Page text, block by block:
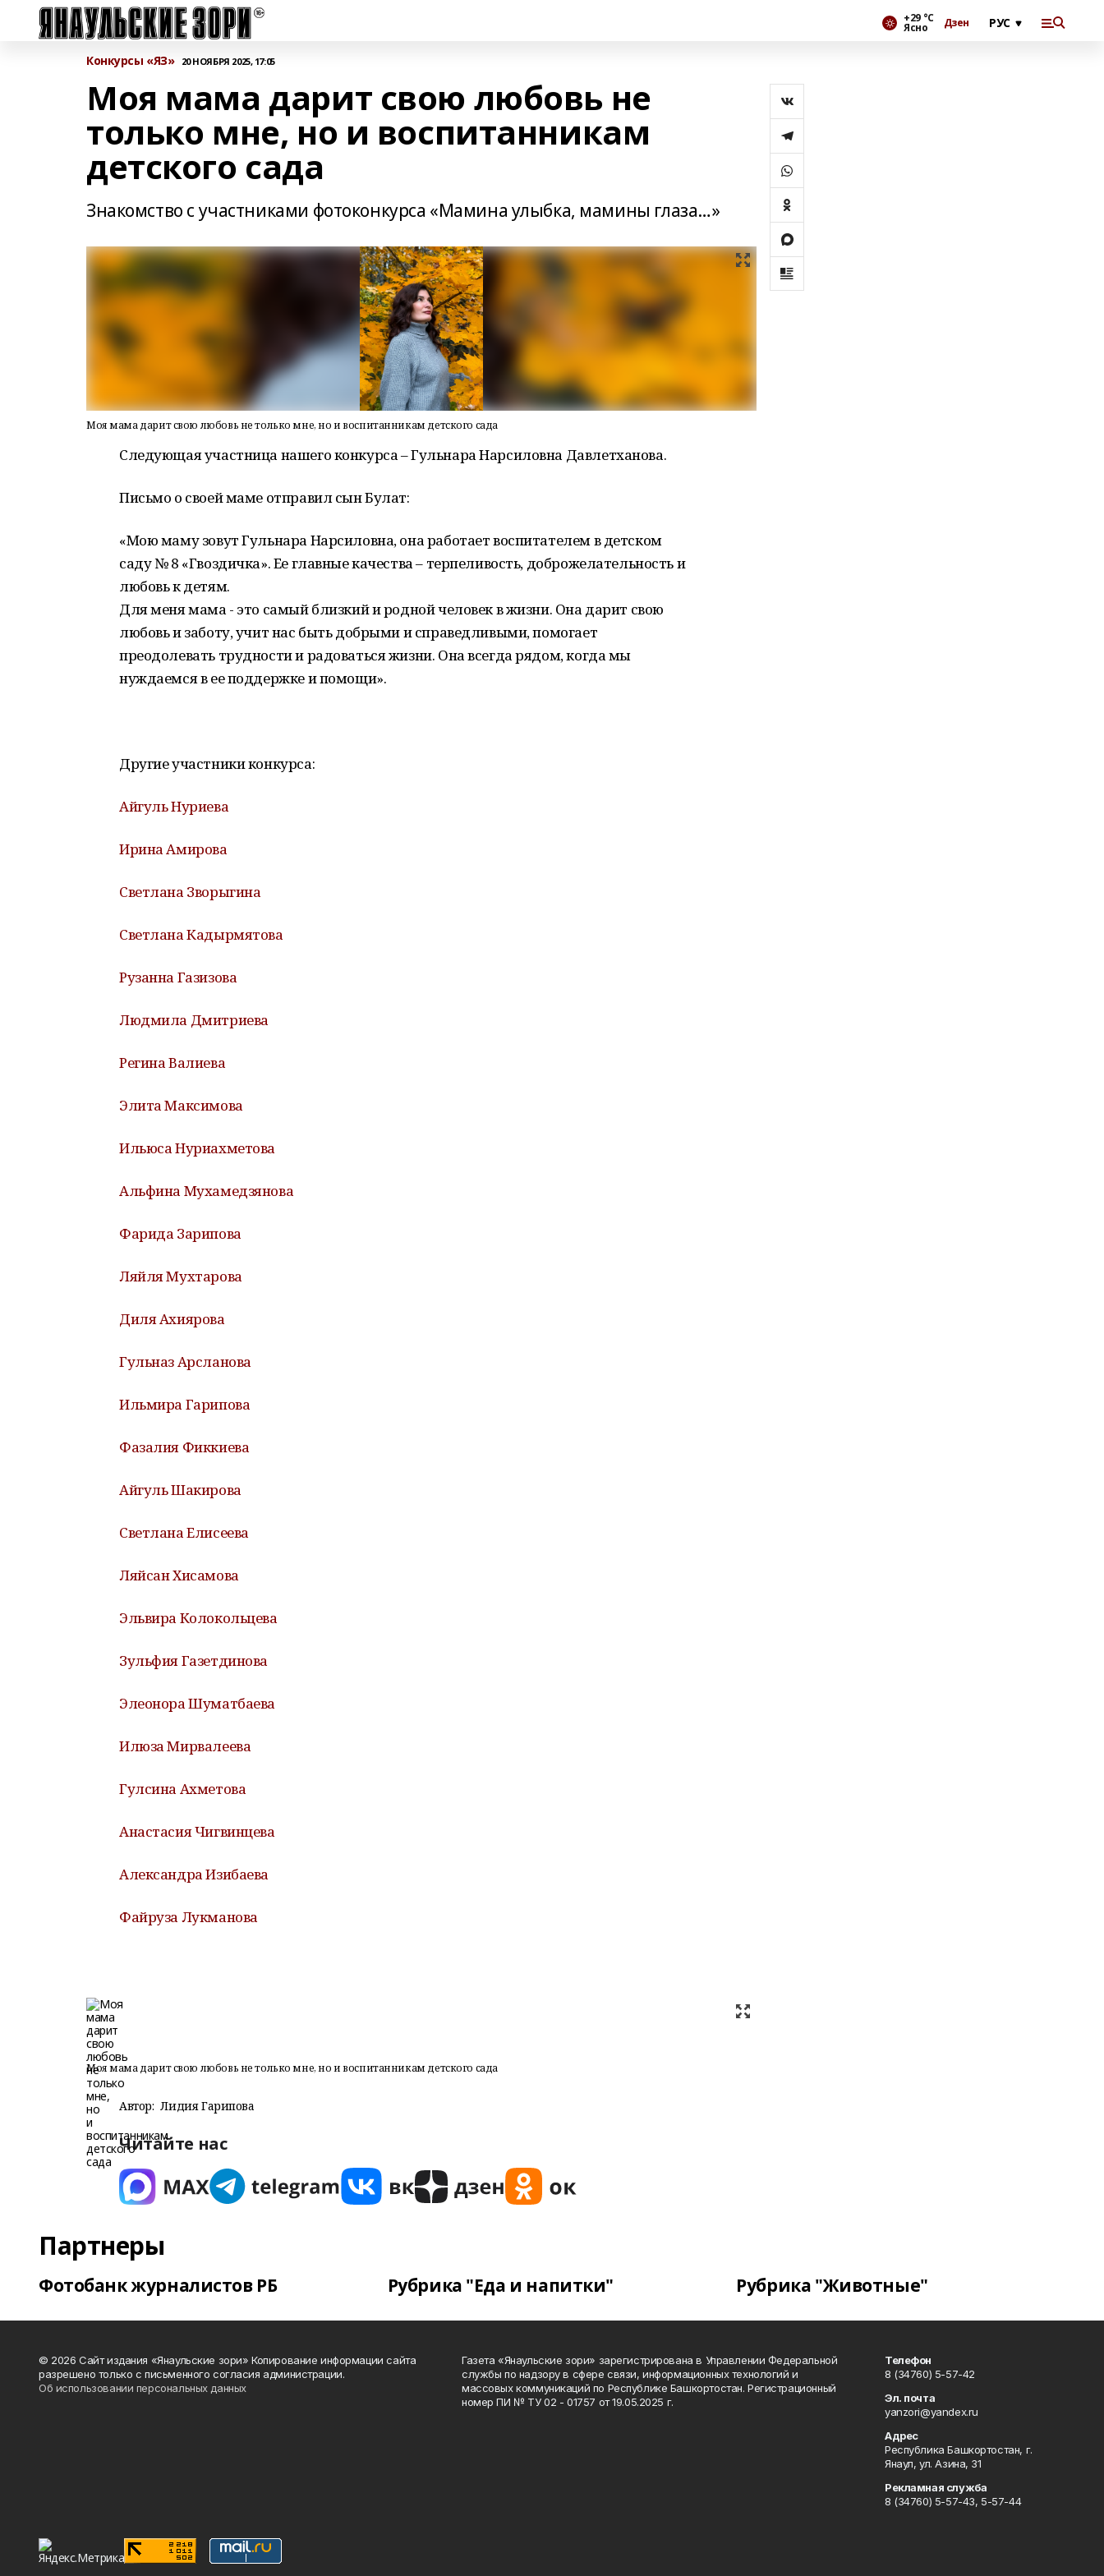
+29 °С
Ясно Дзен
Конкурсы «ЯЗ» 20 НОЯБРЯ 2025, 17:05
Моя мама дарит свою любовь не
только мне, но и воспитанникам
детского сада
Знакомство с участниками фотоконкурса «Мамина улыбка, мамины глаза…»
Моя мама дарит свою любовь не только мне, но и воспитанникам детского сада
Следующая участница нашего конкурса – Гульнара Нарсиловна Давлетханова.
Письмо о своей маме отправил сын Булат:
«Мою маму зовут Гульнара Нарсиловна, она работает воспитателем в детском
саду № 8 «Гвоздичка». Ее главные качества – терпеливость, доброжелательность и
любовь к детям.
Для меня мама - это самый близкий и родной человек в жизни. Она дарит свою
любовь и заботу, учит нас быть добрыми и справедливыми, помогает
преодолевать трудности и радоваться жизни. Она всегда рядом, когда мы
нуждаемся в ее поддержке и помощи».
Другие участники конкурса:
Айгуль Нуриева
Ирина Амирова
Светлана Зворыгина
Светлана Кадырмятова
Рузанна Газизова
Людмила Дмитриева
Регина Валиева
Элита Максимова
Ильюса Нуриахметова
Альфина Мухамедзянова
Фарида Зарипова
Ляйля Мухтарова
Диля Ахиярова
Гульназ Арсланова
Ильмира Гарипова
Фазалия Фиккиева
Айгуль Шакирова
Светлана Елисеева
Ляйсан Хисамова
Эльвира Колокольцева
Зульфия Газетдинова
Элеонора Шуматбаева
Илюза Мирвалеева
Гулсина Ахметова
Анастасия Чигвинцева
Александра Изибаева
Файруза Лукманова
Моя мама дарит свою любовь не только мне, но и воспитанникам детского сада
Автор: Лидия Гарипова
Читайте нас
Партнеры
Фотобанк журналистов РБ Рубрика "Еда и напитки" Рубрика "Животные"
© 2026 Сайт издания «Янаульские зори» Копирование информации сайта
разрешено только с письменного согласия администрации.
Об использовании персональных данных
Газета «Янаульские зори» зарегистрирована в Управлении Федеральной
службы по надзору в сфере связи, информационных технологий и
массовых коммуникаций по Республике Башкортостан. Регистрационный
номер ПИ № ТУ 02 - 01757 от 19.05.2025 г.
Телефон
8 (34760) 5-57-42
Эл. почта
yanzori@yandex.ru
Адрес
Республика Башкортостан, г.
Янаул, ул. Азина, 31
Рекламная служба
8 (34760) 5-57-43, 5-57-44